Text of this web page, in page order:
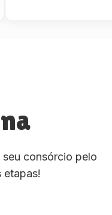
consórcio pelo
etapas!